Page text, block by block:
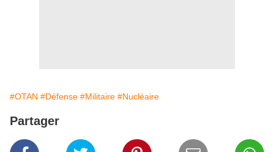
#OTAN #Défense #Militaire #Nucléaire
Partager